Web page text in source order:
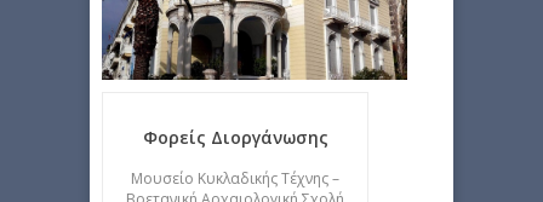
Φορείς Διοργάνωσης
Μουσείο Κυκλαδικής Τέχνης –